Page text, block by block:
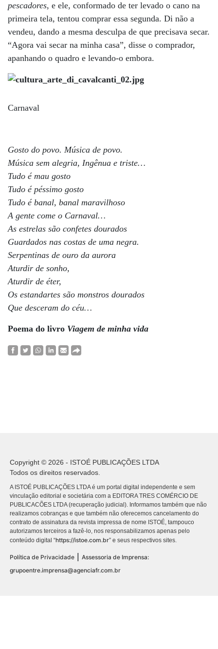
pescadores, e ele, conformado de ter levado o cano na
primeira tela, tentou comprar essa segunda. Di não a
vendeu, dando a mesma desculpa de que precisava secar.
“Agora vai secar na minha casa”, disse o comprador,
apanhando o quadro e levando-o embora.
Carnaval
Gosto do povo. Música de povo.
Música sem alegria, Ingênua e triste…
Tudo é mau gosto
Tudo é péssimo gosto
Tudo é banal, banal maravilhoso
A gente come o Carnaval…
As estrelas são confetes dourados
Guardados nas costas de uma negra.
Serpentinas de ouro da aurora
Aturdir de sonho,
Aturdir de éter,
Os estandartes são monstros dourados
Que desceram do céu…
Poema do livro Viagem de minha vida
Copyright © 2026 - ISTOÉ PUBLICAÇÕES LTDA
Todos os direitos reservados.
A ISTOÉ PUBLICAÇÕES LTDA é um portal digital independente e sem
vinculação editorial e societária com a EDITORA TRES COMÉRCIO DE
PUBLICACÕES LTDA (recuperação judicial). Informamos também que não
realizamos cobranças e que também não oferecemos cancelamento do
contrato de assinatura da revista impressa de nome ISTOÉ, tampouco
autorizamos terceiros a fazê-lo, nos responsabilizamos apenas pelo
conteúdo digital “https://istoe.com.br” e seus respectivos sites.
Política de Privacidade
Assessoria de Imprensa:
grupoentre.imprensa@agenciafr.com.br